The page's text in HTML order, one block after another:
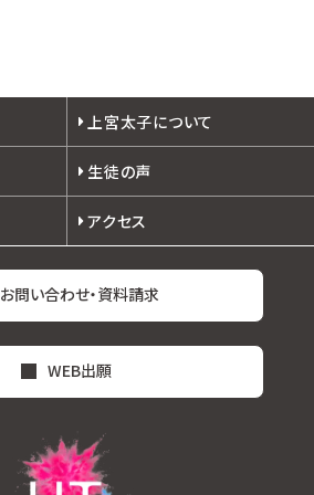
上宮太子について
生徒の声
アクセス
お問い合わせ・資料請求
WEB出願